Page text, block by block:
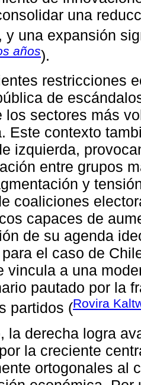
una
y una expansión
años).
restricciones
de
los sectores más
Este contexto
izquierda,
entre grupos
y
coaliciones
capaces de
de su agenda
el caso de
vincula a una
pautado por la
partidos (Rovira
la derecha logra
la creciente
ortogonales al